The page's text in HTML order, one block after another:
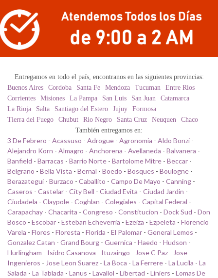
Entregamos en todo el país, encontranos en las siguientes provincias:
Buenos Aires
Cordoba Santa Fe Mendoza Tucuman
Entre Rios
Corrientes
Misiones La Pampa San Luis San Juan
Catamarca
La Rioja
Salta Santiago del Estero Jujuy
Formosa
Tierra del Fuego
Chubut Rio Negro Santa Cruz Neuquen
Chaco
También entregamos en:
3 De Febrero - Acassuso - Adrogue - Agronomia - Aldo Bonzi -
Alejandro Korn - Almagro - Anchorena - Avellaneda - Balvanera -
Banfield - Barracas - Barrio Norte - Bartolome Mitre - Beccar -
Belgrano - Bella Vista - Bernal - Boedo - Bosques - Boulogne -
Berazategui - Burzaco - Caballito - Campo De Mayo - Canning -
Caseros - Castelar - City Bell - Ciudad Evita - Ciudad Jardin -
Ciudadela - Claypole - Coghlan - Colegiales - Capital Federal -
Carapachay - Chacarita - Congreso - Constitucion - Dock Sud - Don
Bosco - Escobar - Esteban Echeverria - Ezeiza - Ezpeleta - Florencio
Varela - Flores - Floresta - Florida - El Palomar - General Lemos -
Gonzalez Catan - Grand Bourg - Guernica - Haedo - Hudson -
Hurlingham - Isidro Casanova - Ituzaingo - Jose C Paz - Jose
Ingenieros - Jose Leon Suarez - La Boca - La Ferrere - La Lucila - La
Salada - La Tablada - Lanus - Lavallol - Libertad - Liniers - Lomas De